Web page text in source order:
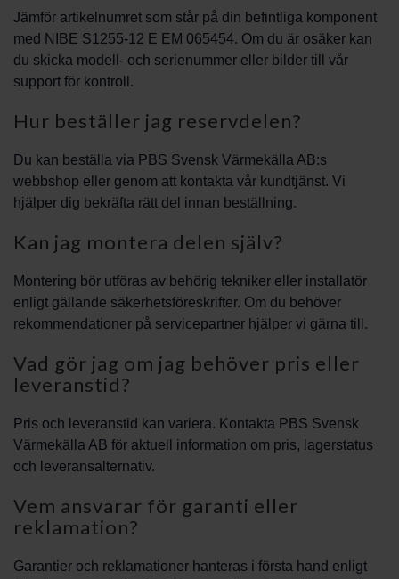
Jämför artikelnumret som står på din befintliga komponent
med NIBE S1255-12 E EM 065454. Om du är osäker kan
du skicka modell- och serienummer eller bilder till vår
support för kontroll.
Hur beställer jag reservdelen?
Du kan beställa via PBS Svensk Värmekälla AB:s
webbshop eller genom att kontakta vår kundtjänst. Vi
hjälper dig bekräfta rätt del innan beställning.
Kan jag montera delen själv?
Montering bör utföras av behörig tekniker eller installatör
enligt gällande säkerhetsföreskrifter. Om du behöver
rekommendationer på servicepartner hjälper vi gärna till.
Vad gör jag om jag behöver pris eller
leveranstid?
Pris och leveranstid kan variera. Kontakta PBS Svensk
Värmekälla AB för aktuell information om pris, lagerstatus
och leveransalternativ.
Vem ansvarar för garanti eller
reklamation?
Garantier och reklamationer hanteras i första hand enligt